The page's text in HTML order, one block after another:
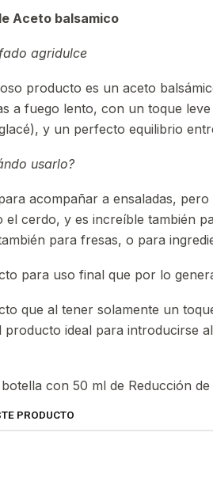
Aceto balsamico
agridulce
producto es un aceto
a fuego lento, con un toque
y un perfecto equilibrio
usarlo?
acompañar a ensaladas,
el cerdo, y es increíble también
para fresas, o para
para uso final que por lo
que al tener solamente un
producto ideal para introducirse
con 50 ml de Reducción
PRODUCTO